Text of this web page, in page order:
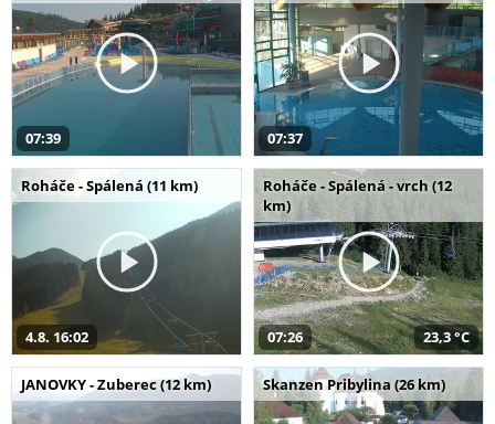
07:39 07:37
Roháče - Spálená (11 km)
4.8. 16:02
Roháče - Spálená - vrch (12
km)
07:26 23,3 °C
JANOVKY - Zuberec (12 km) Skanzen Pribylina (26 km)